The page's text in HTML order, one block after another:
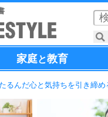
家庭と教育
たるんだ心と気持ちを引き締め